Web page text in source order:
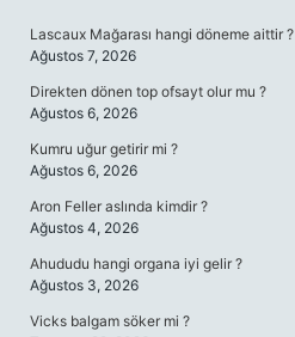
Lascaux Mağarası hangi döneme aittir ?
Ağustos 7, 2026
Direkten dönen top ofsayt olur mu ?
Ağustos 6, 2026
Kumru uğur getirir mi ?
Ağustos 6, 2026
Aron Feller aslında kimdir ?
Ağustos 4, 2026
Ahududu hangi organa iyi gelir ?
Ağustos 3, 2026
Vicks balgam söker mi ?